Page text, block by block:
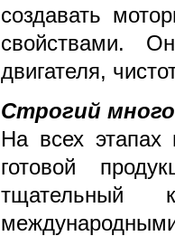
создавать
свойствами.
двигателя,
Строгий
На всех этапах
готовой
тщательный